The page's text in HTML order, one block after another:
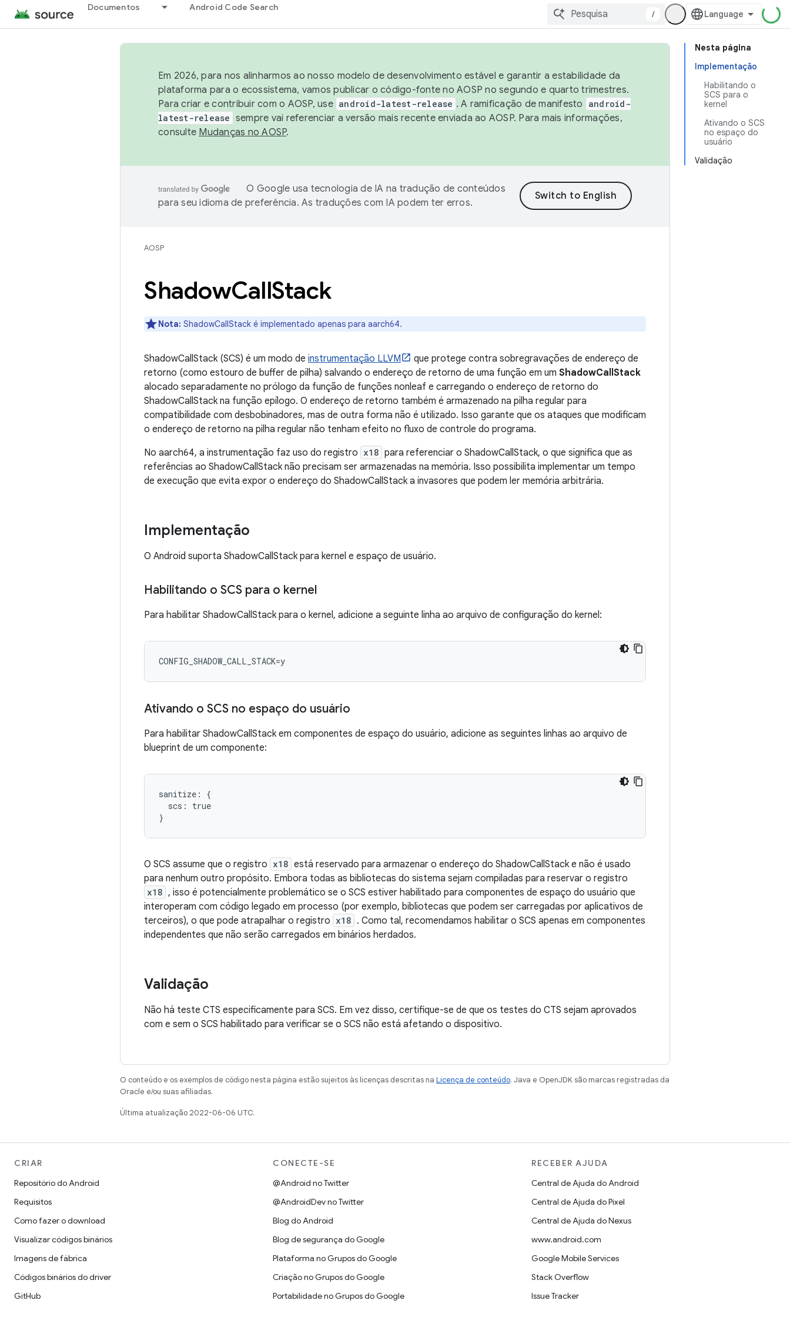
Documentos Android Code Search
/
Nesta página
Implementação
Habilitando o
SCS para o
kernel
Ativando o SCS
no espaço do
usuário
Validação
Em 2026, para nos alinharmos ao nosso modelo de desenvolvimento estável e garantir a estabilidade da
plataforma para o ecossistema, vamos publicar o código-fonte no AOSP no segundo e quarto trimestres.
Para criar e contribuir com o AOSP, use android-latest-release . A ramificação de manifesto
android-
latest-release sempre vai referenciar a versão mais recente enviada ao AOSP. Para mais informações,
consulte Mudanças no AOSP.
O Google usa tecnologia de IA na tradução de conteúdos
para seu idioma de preferência. As traduções com IA podem ter erros.
AOSP
ShadowCallStack
Nota: ShadowCallStack é implementado apenas para aarch64.
ShadowCallStack (SCS) é um modo de instrumentação LLVM
que protege contra sobregravações de endereço de
retorno (como estouro de buffer de pilha) salvando o endereço de retorno de uma função em um ShadowCallStack
alocado separadamente no prólogo da função de funções nonleaf e carregando o endereço de retorno do
ShadowCallStack na função epílogo. O endereço de retorno também é armazenado na pilha regular para
compatibilidade com desbobinadores, mas de outra forma não é utilizado. Isso garante que os ataques que modificam
o endereço de retorno na pilha regular não tenham efeito no fluxo de controle do programa.
No aarch64, a instrumentação faz uso do registro x18 para referenciar o ShadowCallStack, o que significa que as
referências ao ShadowCallStack não precisam ser armazenadas na memória. Isso possibilita implementar um tempo
de execução que evita expor o endereço do ShadowCallStack a invasores que podem ler memória arbitrária.
Implementação
O Android suporta ShadowCallStack para kernel e espaço de usuário.
Habilitando o SCS para o kernel
Para habilitar ShadowCallStack para o kernel, adicione a seguinte linha ao arquivo de configuração do kernel:
CONFIG_SHADOW_CALL_STACK=y
Ativando o SCS no espaço do usuário
Para habilitar ShadowCallStack em componentes de espaço do usuário, adicione as seguintes linhas ao arquivo de
blueprint de um componente:
sanitize: {
  scs: true
O SCS assume que o registro x18 está reservado para armazenar o endereço do ShadowCallStack e não é usado
para nenhum outro propósito. Embora todas as bibliotecas do sistema sejam compiladas para reservar o registro
x18 , isso é potencialmente problemático se o SCS estiver habilitado para componentes de espaço do usuário que
interoperam com código legado em processo (por exemplo, bibliotecas que podem ser carregadas por aplicativos de
terceiros), o que pode atrapalhar o registro x18 . Como tal, recomendamos habilitar o SCS apenas em componentes
independentes que não serão carregados em binários herdados.
Validação
Não há teste CTS especificamente para SCS. Em vez disso, certifique-se de que os testes do CTS sejam aprovados
com e sem o SCS habilitado para verificar se o SCS não está afetando o dispositivo.
O conteúdo e os exemplos de código nesta página estão sujeitos às licenças descritas na Licença de conteúdo. Java e OpenJDK são marcas registradas da
Oracle e/ou suas afiliadas.
Última atualização 2022-06-06 UTC.
CRIAR
Repositório do Android
Requisitos
Como fazer o download
Visualizar códigos binários
Imagens de fábrica
Códigos binários do driver
GitHub
CONECTE-SE
@Android no Twitter
@AndroidDev no Twitter
Blog do Android
Blog de segurança do Google
Plataforma no Grupos do Google
Criação no Grupos do Google
Portabilidade no Grupos do Google
RECEBER AJUDA
Central de Ajuda do Android
Central de Ajuda do Pixel
Central de Ajuda do Nexus
www.android.com
Google Mobile Services
Stack Overflow
Issue Tracker